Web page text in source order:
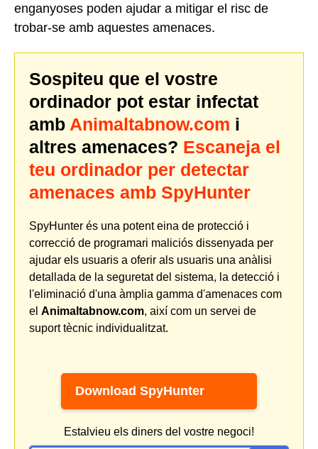
enganyoses poden ajudar a mitigar el risc de
trobar-se amb aquestes amenaces.
Sospiteu que el vostre
ordinador pot estar infectat
amb Animaltabnow.com i
altres amenaces? Escaneja el
teu ordinador per detectar
amenaces amb SpyHunter
SpyHunter és una potent eina de protecció i
correcció de programari maliciós dissenyada per
ajudar els usuaris a oferir als usuaris una anàlisi
detallada de la seguretat del sistema, la detecció i
l'eliminació d'una àmplia gamma d'amenaces com
el Animaltabnow.com, així com un servei de
suport tècnic individualitzat.
Download SpyHunter
Estalvieu els diners del vostre negoci!